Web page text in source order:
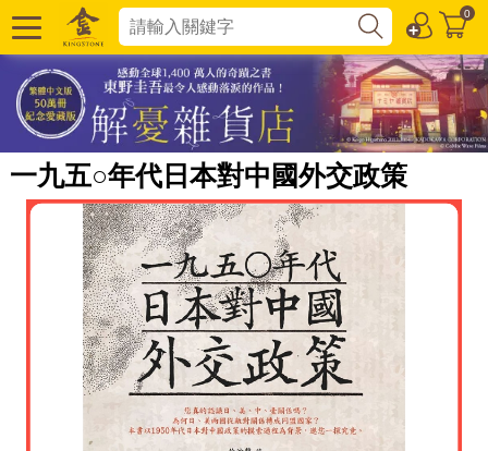
0
一九五○年代日本對中國外交政策